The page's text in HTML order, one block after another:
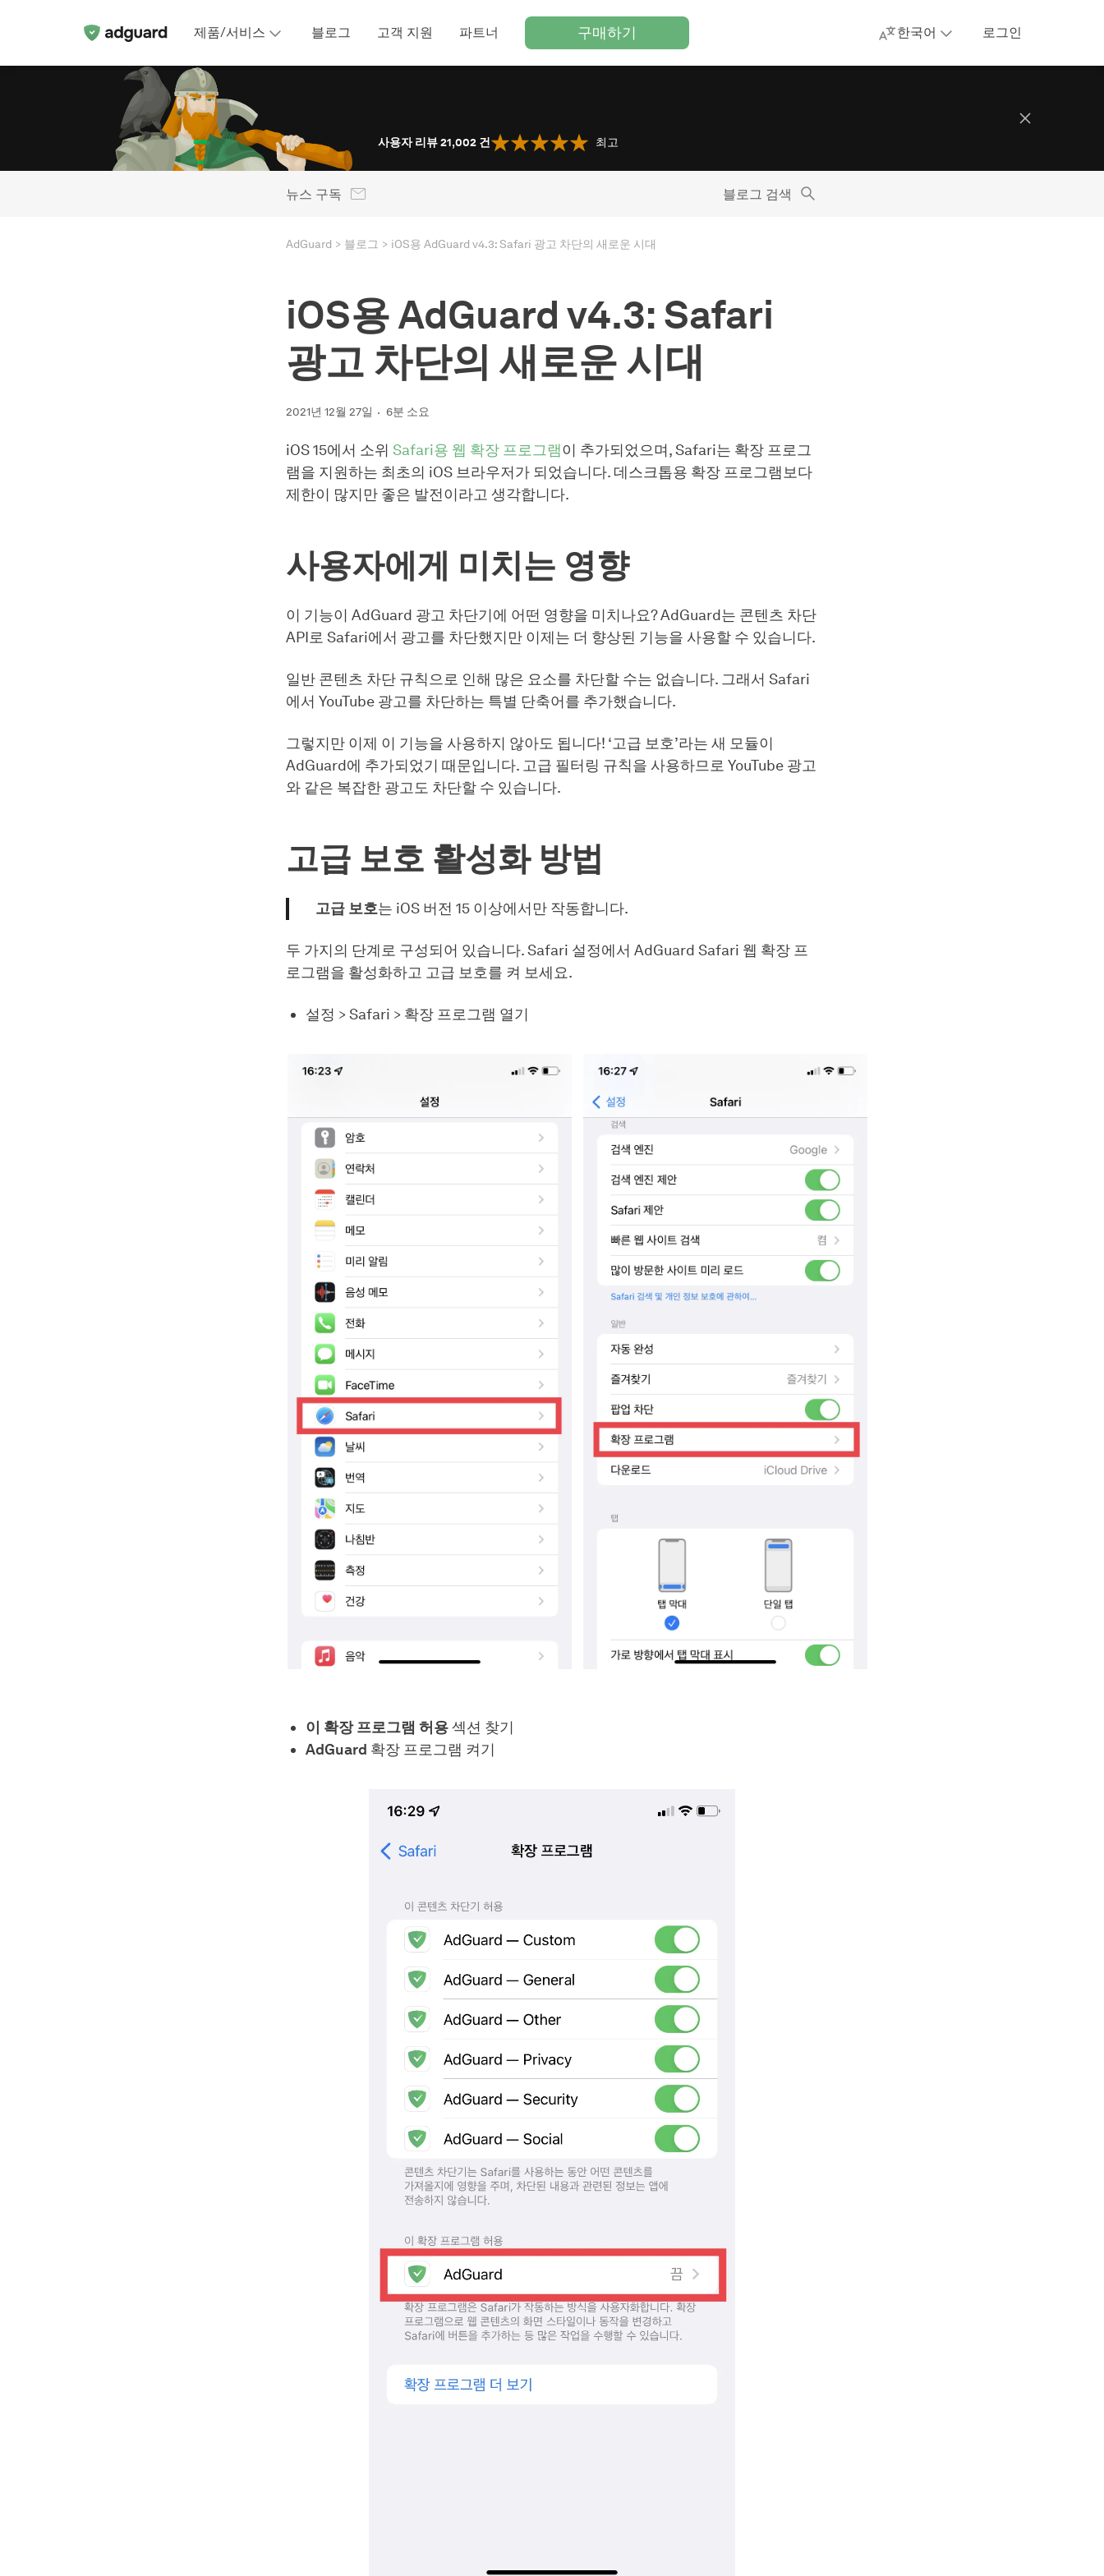
제품/서비스 블로그 고객 지원 파트너 구매하기 한국어 로그인
사용자 리뷰 21,002 건 최고
뉴스 구독 블로그 검색
AdGuard 블로그 iOS용 AdGuard v4.3: Safari 광고 차단의 새로운 시대
iOS용 AdGuard v4.3: Safari
광고 차단의 새로운 시대
2021년 12월 27일 6분 소요
iOS 15에서 소위 Safari용 웹 확장 프로그램이 추가되었으며, Safari는 확장 프로그
램을 지원하는 최초의 iOS 브라우저가 되었습니다. 데스크톱용 확장 프로그램보다
제한이 많지만 좋은 발전이라고 생각합니다.
사용자에게 미치는 영향
이 기능이 AdGuard 광고 차단기에 어떤 영향을 미치나요? AdGuard는 콘텐츠 차단
API로 Safari에서 광고를 차단했지만 이제는 더 향상된 기능을 사용할 수 있습니다.
일반 콘텐츠 차단 규칙으로 인해 많은 요소를 차단할 수는 없습니다. 그래서 Safari
에서 YouTube 광고를 차단하는 특별 단축어를 추가했습니다.
그렇지만 이제 이 기능을 사용하지 않아도 됩니다! ‘고급 보호’라는 새 모듈이
AdGuard에 추가되었기 때문입니다. 고급 필터링 규칙을 사용하므로 YouTube 광고
와 같은 복잡한 광고도 차단할 수 있습니다.
고급 보호 활성화 방법
고급 보호는 iOS 버전 15 이상에서만 작동합니다.
두 가지의 단계로 구성되어 있습니다. Safari 설정에서 AdGuard Safari 웹 확장 프
로그램을 활성화하고 고급 보호를 켜 보세요.
설정 > Safari > 확장 프로그램 열기
이 확장 프로그램 허용섹션 찾기
AdGuard 확장 프로그램 켜기